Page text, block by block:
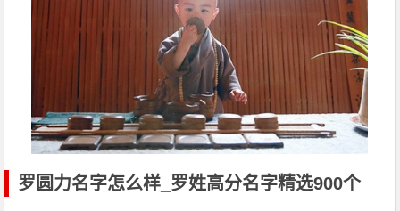
罗圆力名字怎么样_罗姓高分名字精选900个